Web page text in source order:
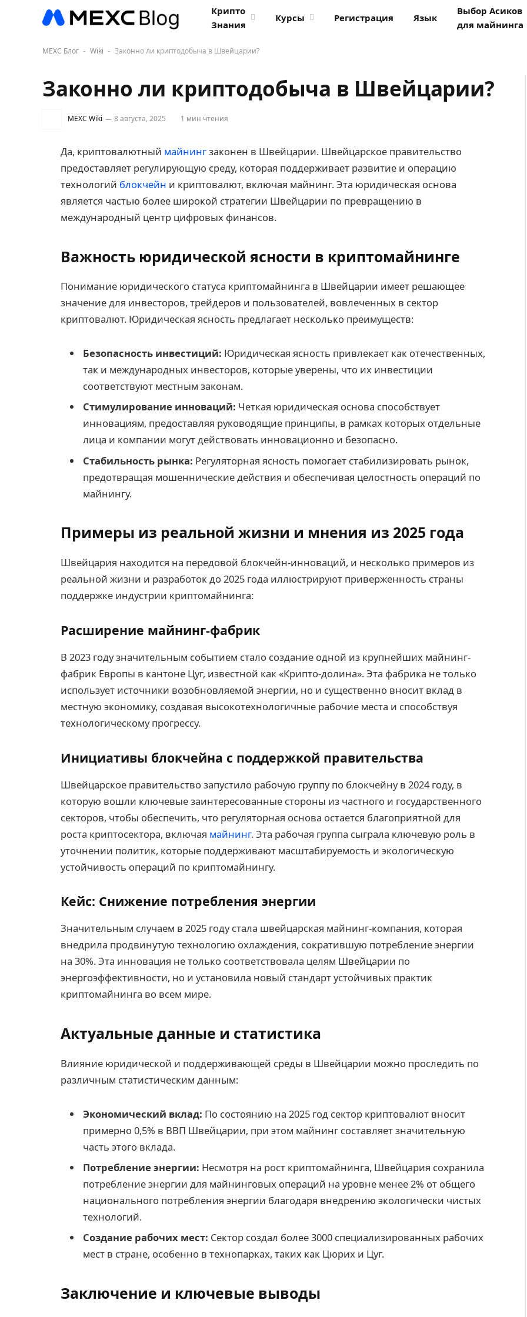
Крипто
Знания
Курсы Регистрация Язык
Выбор Асиков
для майнинга
MEXC Блог - Wiki - Законно ли криптодобыча в Швейцарии?
Законно ли криптодобыча в Швейцарии?
MEXC Wiki 8 августа, 2025 1 мин чтения
Да, криптовалютный майнингзаконен в Швейцарии. Швейцарское правительство
предоставляет регулирующую среду, которая поддерживает развитие и операцию
технологий блокчейн и криптовалют, включая майнинг. Эта юридическая основа
является частью более широкой стратегии Швейцарии по превращению в
международный центр цифровых финансов.
Важность юридической ясности в криптомайнинге
Понимание юридического статуса криптомайнинга в Швейцарии имеет решающее
значение для инвесторов, трейдеров и пользователей, вовлеченных в сектор
криптовалют. Юридическая ясность предлагает несколько преимуществ:
Безопасность инвестиций: Юридическая ясность привлекает как отечественных,
так и международных инвесторов, которые уверены, что их инвестиции
соответствуют местным законам.
Стимулирование инноваций: Четкая юридическая основа способствует
инновациям, предоставляя руководящие принципы, в рамках которых отдельные
лица и компании могут действовать инновационно и безопасно.
Стабильность рынка: Регуляторная ясность помогает стабилизировать рынок,
предотвращая мошеннические действия и обеспечивая целостность операций по
майнингу.
Примеры из реальной жизни и мнения из 2025 года
Швейцария находится на передовой блокчейн-инноваций, и несколько примеров из
реальной жизни и разработок до 2025 года иллюстрируют приверженность страны
поддержке индустрии криптомайнинга:
Расширение майнинг-фабрик
В 2023 году значительным событием стало создание одной из крупнейших майнинг-
фабрик Европы в кантоне Цуг, известной как «Крипто-долина». Эта фабрика не только
использует источники возобновляемой энергии, но и существенно вносит вклад в
местную экономику, создавая высокотехнологичные рабочие места и способствуя
технологическому прогрессу.
Инициативы блокчейна с поддержкой правительства
Швейцарское правительство запустило рабочую группу по блокчейну в 2024 году, в
которую вошли ключевые заинтересованные стороны из частного и государственного
секторов, чтобы обеспечить, что регуляторная основа остается благоприятной для
роста криптосектора, включая майнинг. Эта рабочая группа сыграла ключевую роль в
уточнении политик, которые поддерживают масштабируемость и экологическую
устойчивость операций по криптомайнингу.
Кейс: Снижение потребления энергии
Значительным случаем в 2025 году стала швейцарская майнинг-компания, которая
внедрила продвинутую технологию охлаждения, сократившую потребление энергии
на 30%. Эта инновация не только соответствовала целям Швейцарии по
энергоэффективности, но и установила новый стандарт устойчивых практик
криптомайнинга во всем мире.
Актуальные данные и статистика
Влияние юридической и поддерживающей среды в Швейцарии можно проследить по
различным статистическим данным:
Экономический вклад: По состоянию на 2025 год сектор криптовалют вносит
примерно 0,5% в ВВП Швейцарии, при этом майнинг составляет значительную
часть этого вклада.
Потребление энергии: Несмотря на рост криптомайнинга, Швейцария сохранила
потребление энергии для майнинговых операций на уровне менее 2% от общего
национального потребления энергии благодаря внедрению экологически чистых
технологий.
Создание рабочих мест: Сектор создал более 3000 специализированных рабочих
мест в стране, особенно в технопарках, таких как Цюрих и Цуг.
Заключение и ключевые выводы